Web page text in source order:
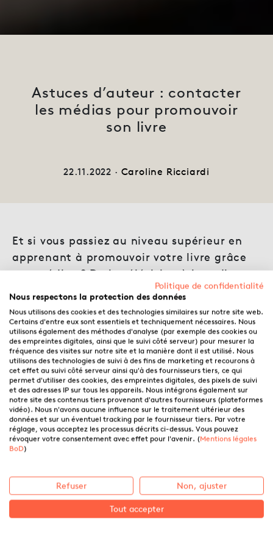
Astuces d’auteur : contacter
les médias pour promouvoir
son livre
22.11.2022 · Caroline Ricciardi
Et si vous passiez au niveau supérieur en
apprenant à promouvoir votre livre grâce
aux médias ? De la télévision à la radio, en
passant par la presse, ce type de
promotion n’est pas à négliger pour faire
connaître votre livre.
Dans cet article, nous allons vous donner
quelques astuces pour promouvoir votre livre
grâce aux médias. C’est une façon tout à fait
pertinente de faire connaître son œuvre.
D’ailleurs, trois de nos auteur·rice·s vous livrent
leur expérience dans la seconde partie de
l’article, dans le cadre d’une interview croisée.
Comment promouvoir son
Politique de confidentialité
Nous respectons la protection des données
Nous utilisons des cookies et des technologies similaires sur notre site web.
Certains d'entre eux sont essentiels et techniquement nécessaires. Nous
utilisons également des méthodes d'analyse (par exemple des cookies ou
des empreintes digitales, ainsi que le suivi côté serveur) pour mesurer la
fréquence des visites sur notre site et la manière dont il est utilisé. Nous
utilisons des technologies de suivi à des fins de marketing et recourons à
cet effet au suivi côté serveur ainsi qu'à des fournisseurs tiers, ce qui
permet d'utiliser des cookies, des empreintes digitales, des pixels de suivi
et des adresses IP sur tous les appareils. Nous intégrons également sur
notre site des contenus tiers provenant d'autres fournisseurs (plateformes
vidéo). Nous n'avons aucune influence sur le traitement ultérieur des
données et sur un éventuel tracking par le fournisseur tiers. Par votre
réglage, vous acceptez les processus décrits ci-dessus. Vous pouvez
révoquer votre consentement avec effet pour l'avenir. (Mentions légales
BoD)
Refuser Non, ajuster
Tout accepter